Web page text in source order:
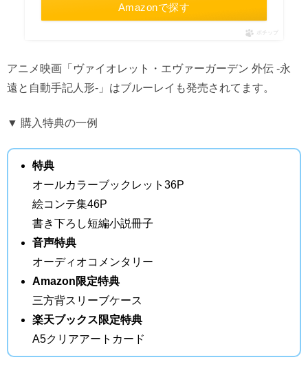
Amazonで探す
ポチップ
アニメ映画「ヴァイオレット・エヴァーガーデン 外伝 -永
遠と自動手記人形-」はブルーレイも発売されてます。
▼ 購入特典の一例
特典
オールカラーブックレット36P
絵コンテ集46P
書き下ろし短編小説冊子
音声特典
オーディオコメンタリー
Amazon限定特典
三方背スリーブケース
楽天ブックス限定特典
A5クリアアートカード